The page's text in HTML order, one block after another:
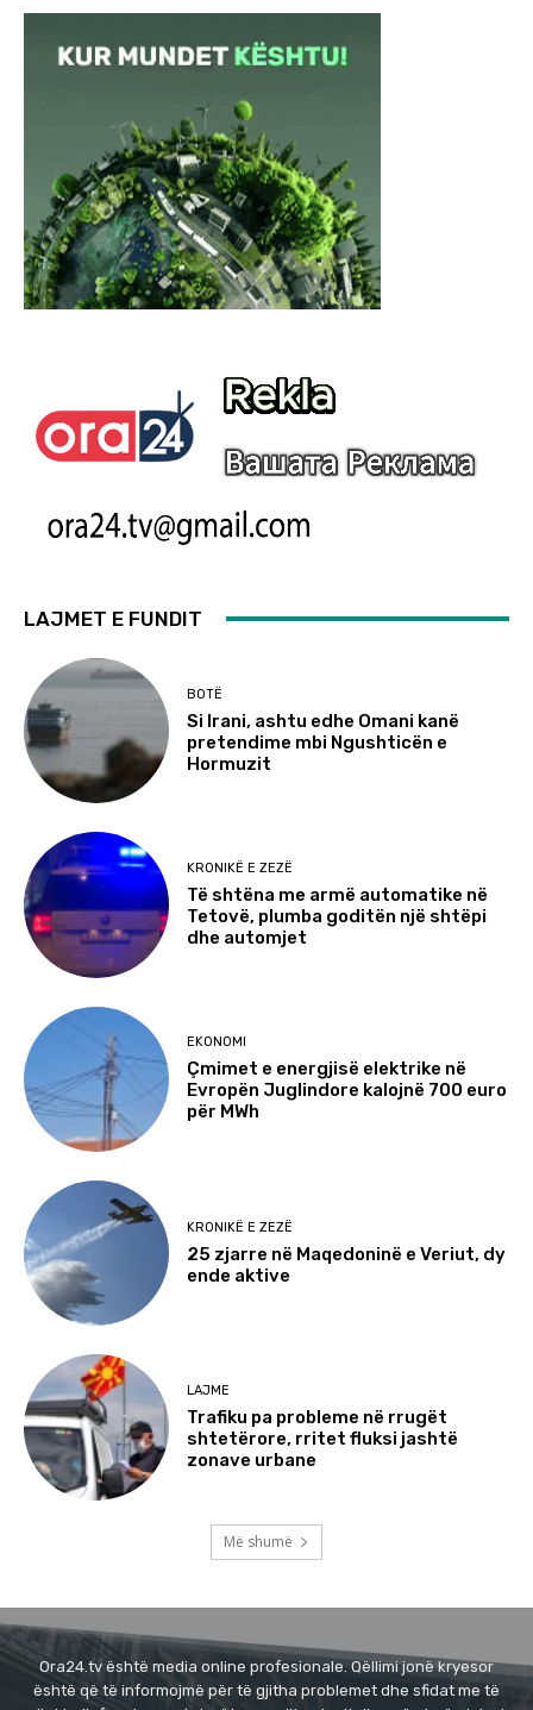
LAJMET E FUNDIT
BOTË
Si Irani, ashtu edhe Omani kanë
pretendime mbi Ngushticën e
Hormuzit
KRONIKË E ZEZË
Të shtëna me armë automatike në
Tetovë, plumba goditën një shtëpi
dhe automjet
EKONOMI
Çmimet e energjisë elektrike në
Evropën Juglindore kalojnë 700 euro
për MWh
KRONIKË E ZEZË
25 zjarre në Maqedoninë e Veriut, dy
ende aktive
LAJME
Trafiku pa probleme në rrugët
shtetërore, rritet fluksi jashtë
zonave urbane
Më shumë
Ora24.tv është media online profesionale. Qëllimi jonë kryesor
është që të informojmë për të gjitha problemet dhe sfidat me të